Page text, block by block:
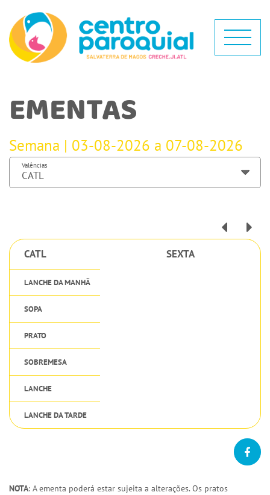
EMENTAS
Semana | 03-08-2026 a 07-08-2026
Valências
CATL SEXTA
LANCHE DA MANHÃ
SOPA
PRATO
SOBREMESA
LANCHE
LANCHE DA TARDE
NOTA: A ementa poderá estar sujeita a alterações. Os pratos